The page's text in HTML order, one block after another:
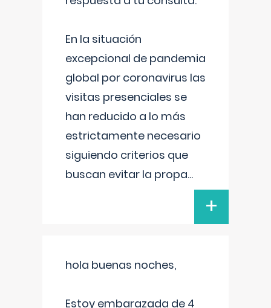
En la situación
excepcional de pandemia
global por coronavirus las
visitas presenciales se
han reducido a lo más
estrictamente necesario
siguiendo criterios que
buscan evitar la propa...
+
hola buenas noches,
Estoy embarazada de 4